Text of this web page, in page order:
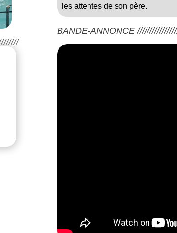
les attentes de son père.
BANDE-ANNONCE